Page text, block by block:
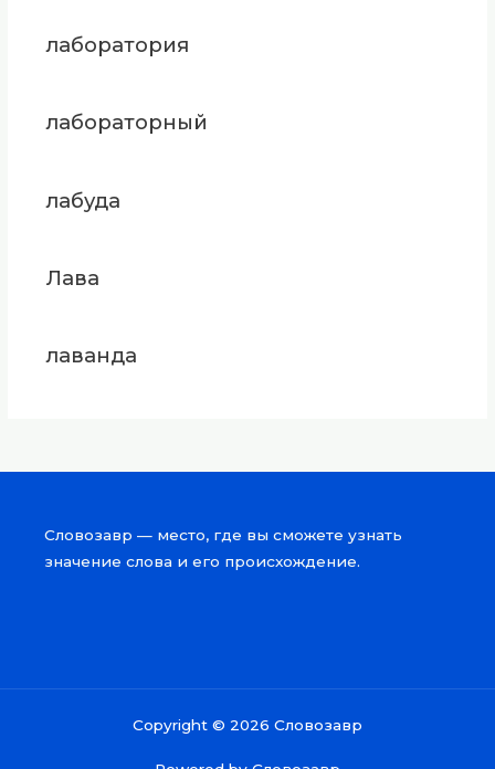
лаборатория
лабораторный
лабуда
Лава
лаванда
Словозавр — место, где вы сможете узнать
значение слова и его происхождение.
Copyright © 2026 Словозавр